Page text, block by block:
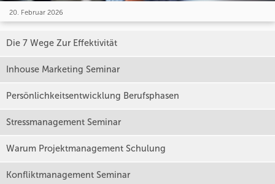
20. Februar 2026
Die 7 Wege Zur Effektivität
Inhouse Marketing Seminar
Persönlichkeitsentwicklung Berufsphasen
Stressmanagement Seminar
Warum Projektmanagement Schulung
Konfliktmanagement Seminar